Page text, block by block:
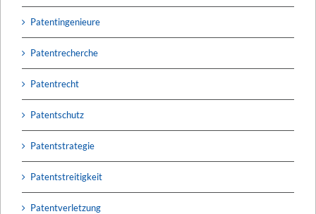
Patentingenieure
Patentrecherche
Patentrecht
Patentschutz
Patentstrategie
Patentstreitigkeit
Patentverletzung